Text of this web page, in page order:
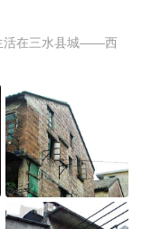
活在三水县城——西